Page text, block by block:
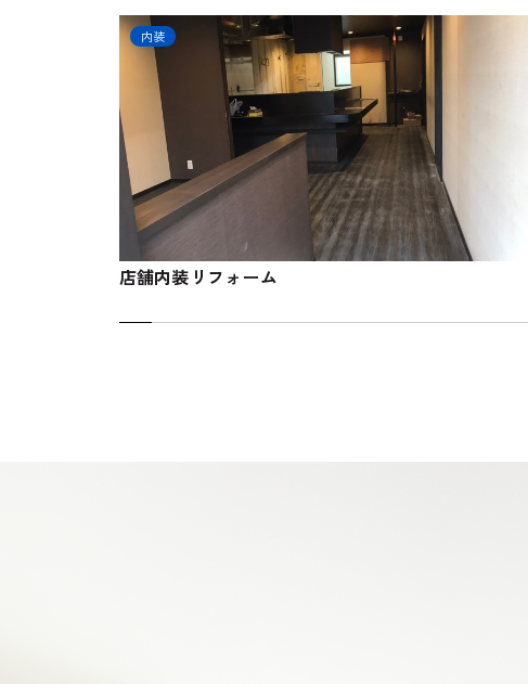
内装
店舗内装リフォーム